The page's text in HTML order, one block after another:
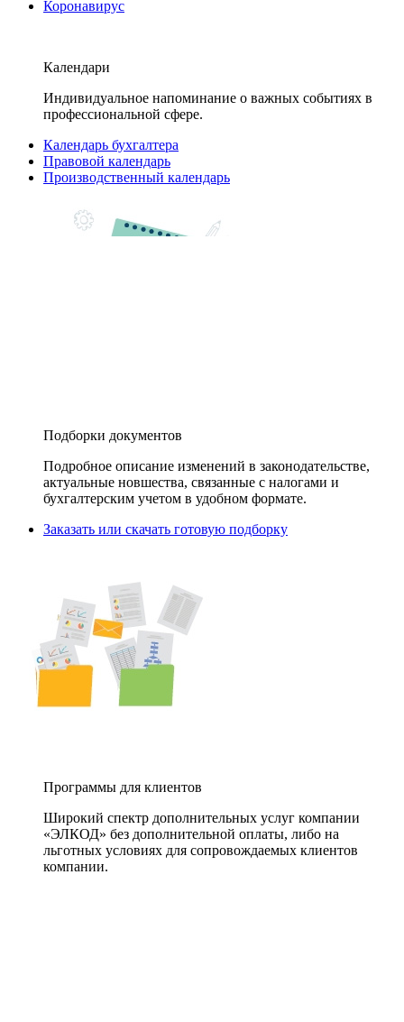
Коронавирус
Календари
Индивидуальное напоминание о важных событиях в
профессиональной сфере.
Календарь бухгалтера
Правовой календарь
Производственный календарь
Подборки документов
Подробное описание изменений в законодательстве,
актуальные новшества, связанные с налогами и
бухгалтерским учетом в удобном формате.
Заказать или скачать готовую подборку
Программы для клиентов
Широкий спектр дополнительных услуг компании
«ЭЛКОД» без дополнительной оплаты, либо на
льготных условиях для сопровождаемых клиентов
компании.